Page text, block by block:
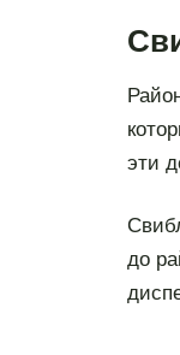
эти
до